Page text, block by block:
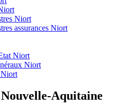
Niort
assurances Niort
Niort
Niort
Aquitaine